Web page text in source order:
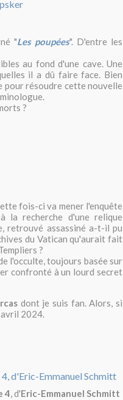
"Les poupées". D'entre les
au fond d'une cave. Une
il a dû faire face. Bien
pour résoudre cette nouvelle
?
fois-ci va mener l'enquête
la recherche d'une relique
retrouvé assassiné a-t-il pu
du Vatican qu'aurait fait
?
l'occulte, toujours basée sur
confronté à un lourd secret
dont je suis fan. Alors, si
avril 2024.
4, d'Eric-Emmanuel Schmitt